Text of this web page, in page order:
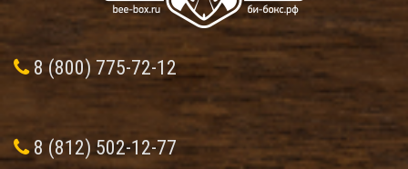
8 (800) 775-72-12
8 (812) 502-12-77